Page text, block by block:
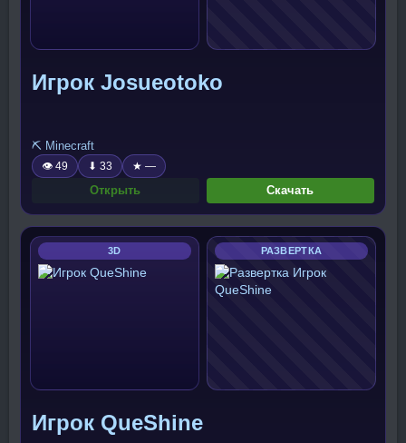
Игрок Josueotoko
⛏️ Minecraft
👁 49 ⬇ 33 ★ —
Открыть Скачать
3D РАЗВЕРТКА
Игрок QueShine